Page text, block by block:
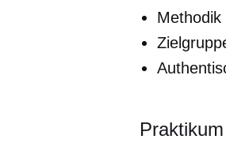
Methodik
Praktikum